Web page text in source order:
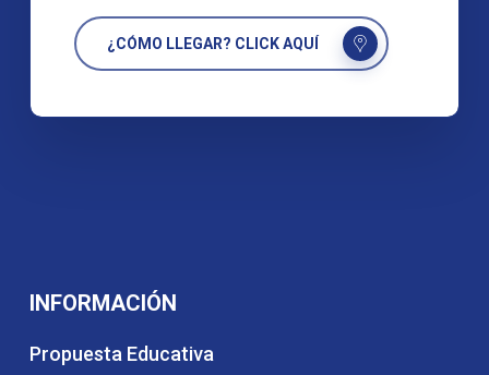
¿CÓMO LLEGAR? CLICK AQUÍ
INFORMACIÓN
Propuesta Educativa